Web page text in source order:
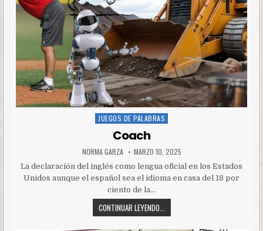
Posted
JUEGOS DE PALABRAS
Coach
NORMA GARZA MARZO 10, 2025
La declaración del inglés como lengua oficial en los Estados
Unidos aunque el español sea el idioma en casa del 18 por
ciento de la…
CONTINUAR LEYENDO...